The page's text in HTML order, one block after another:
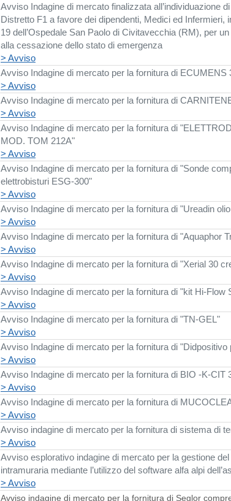
Avviso Indagine di mercato finalizzata all’individuazione
Distretto F1 a favore dei dipendenti, Medici ed Infermieri,
19 dell’Ospedale San Paolo di Civitavecchia (RM), per
alla cessazione dello stato di emergenza
> Avviso
Avviso Indagine di mercato per la fornitura di
> Avviso
Avviso Indagine di mercato per la fornitura di
> Avviso
Avviso Indagine di mercato per la fornitura di
MOD. TOM 212A"
> Avviso
Avviso Indagine di mercato per la fornitura di "Sonde
elettrobisturi ESG-300"
> Avviso
Avviso Indagine di mercato per la fornitura di "Ureadin
> Avviso
Avviso Indagine di mercato per la fornitura di "Aquaphor
> Avviso
Avviso Indagine di mercato per la fornitura di "Xerial 30
> Avviso
Avviso Indagine di mercato per la fornitura di "kit Hi-Flow
> Avviso
Avviso Indagine di mercato per la fornitura di "TN-GEL"
> Avviso
Avviso Indagine di mercato per la fornitura di
> Avviso
Avviso Indagine di mercato per la fornitura di BIO -K-CIT
> Avviso
Avviso Indagine di mercato per la fornitura di
> Avviso
Avviso indagine di mercato per la fornitura di sistema di
> Avviso
Avviso esplorativo indagine di mercato per la gestione del
intramuraria mediante l’utilizzo del software alfa alpi
> Avviso
Avviso indagine di mercato per la fornitura di Seglor